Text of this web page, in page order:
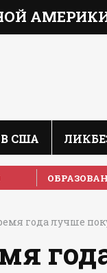
США
года лучше